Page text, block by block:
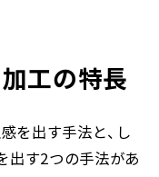
加工の特長
を出す手法と、し
出す2つの手法があ